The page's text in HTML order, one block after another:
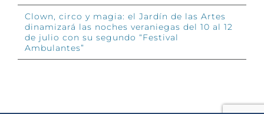
Clown, circo y magia: el Jardín de las Artes
dinamizará las noches veraniegas del 10 al 12
de julio con su segundo “Festival
Ambulantes”